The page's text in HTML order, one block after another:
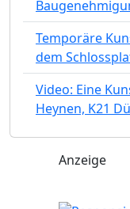
Temporäre
dem
Video: Eine
Heynen, K21
Anzeige